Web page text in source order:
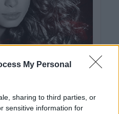
My Personal
sharing to third parties, or
sensitive information for